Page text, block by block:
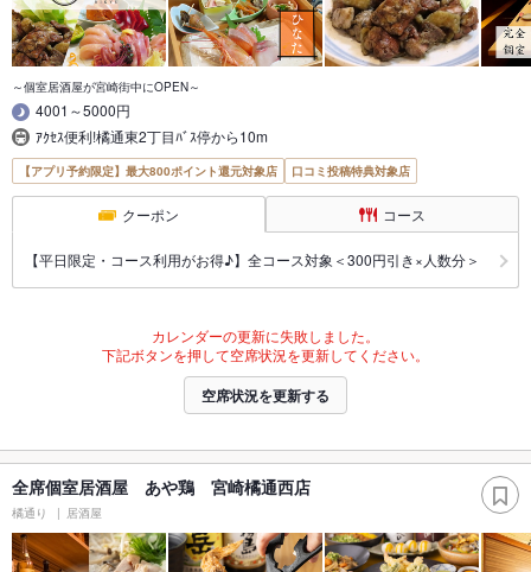
～個室居酒屋が宮崎街中にOPEN～
4001～5000円
ｱｸｾｽ便利!橘通東2丁目ﾊﾞｽ停から10m
【アプリ予約限定】最大800ポイント還元対象店 口コミ投稿特典対象店
クーポン コース
【平日限定・コース利用がお得♪】全コース対象＜300円引き×人数分＞
カレンダーの更新に失敗しました。
下記ボタンを押して空席状況を更新してください。
空席状況を更新する
全席個室居酒屋 あや鶏 宮崎橘通西店
橘通り 居酒屋